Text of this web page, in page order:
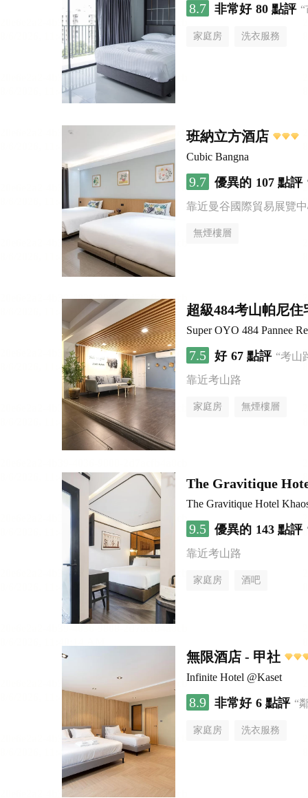
8.7 非常好 80 點評
家庭房 洗衣服務
班納立方酒店
Cubic Bangna
9.7 優異的 107 點評
靠近曼谷國際貿易展覽
無煙樓層
超級484考山帕尼住
Super OYO 484 Pannee
7.5 好 67 點評 “考山
靠近考山路
家庭房 無煙樓層
The Gravitique
The Gravitique Hotel
9.5 優異的 143 點評
靠近考山路
家庭房 酒吧
無限酒店 - 甲社
Infinite Hotel @Kaset
8.9 非常好 6 點評 “
家庭房 洗衣服務